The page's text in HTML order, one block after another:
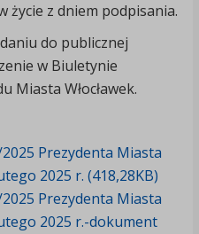
życie z dniem podpisania.
do publicznej
w Biuletynie
Miasta Włocławek.
Prezydenta Miasta
2025 r. (418,28KB)
Prezydenta Miasta
2025 r.-dokument